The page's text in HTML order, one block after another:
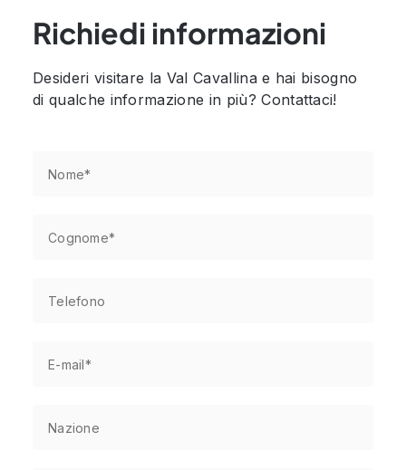
Richiedi informazioni
Desideri visitare la Val Cavallina e hai bisogno
di qualche informazione in più? Contattaci!